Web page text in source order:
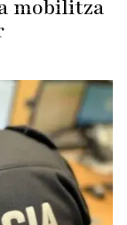
mobilitza